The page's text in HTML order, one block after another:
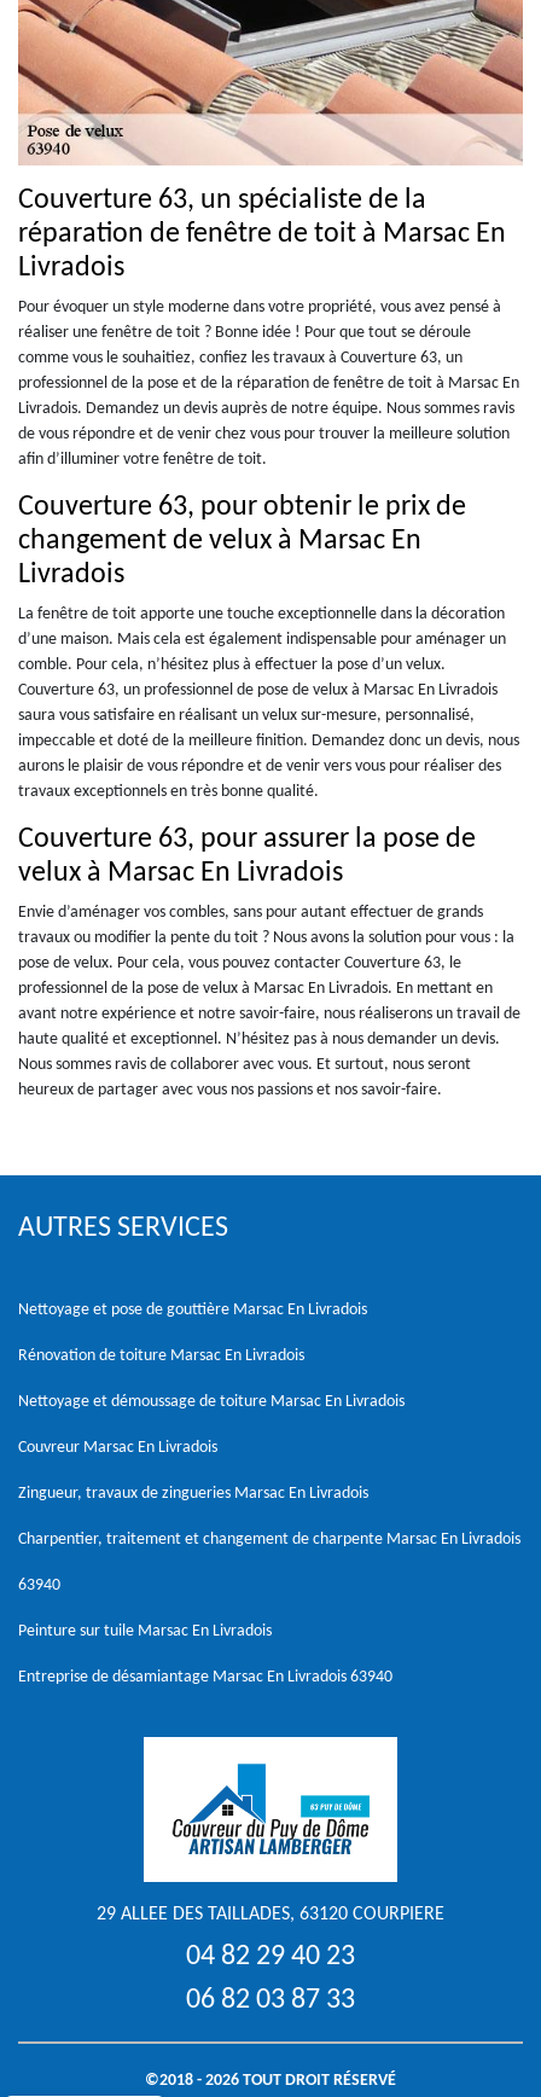
Couverture 63, un spécialiste de la
réparation de fenêtre de toit à Marsac En
Livradois
Pour évoquer un style moderne dans votre propriété, vous avez pensé à
réaliser une fenêtre de toit ? Bonne idée ! Pour que tout se déroule
comme vous le souhaitiez, confiez les travaux à Couverture 63, un
professionnel de la pose et de la réparation de fenêtre de toit à Marsac En
Livradois. Demandez un devis auprès de notre équipe. Nous sommes ravis
de vous répondre et de venir chez vous pour trouver la meilleure solution
afin d’illuminer votre fenêtre de toit.
Couverture 63, pour obtenir le prix de
changement de velux à Marsac En
Livradois
La fenêtre de toit apporte une touche exceptionnelle dans la décoration
d’une maison. Mais cela est également indispensable pour aménager un
comble. Pour cela, n’hésitez plus à effectuer la pose d’un velux.
Couverture 63, un professionnel de pose de velux à Marsac En Livradois
saura vous satisfaire en réalisant un velux sur-mesure, personnalisé,
impeccable et doté de la meilleure finition. Demandez donc un devis, nous
aurons le plaisir de vous répondre et de venir vers vous pour réaliser des
travaux exceptionnels en très bonne qualité.
Couverture 63, pour assurer la pose de
velux à Marsac En Livradois
Envie d’aménager vos combles, sans pour autant effectuer de grands
travaux ou modifier la pente du toit ? Nous avons la solution pour vous : la
pose de velux. Pour cela, vous pouvez contacter Couverture 63, le
professionnel de la pose de velux à Marsac En Livradois. En mettant en
avant notre expérience et notre savoir-faire, nous réaliserons un travail de
haute qualité et exceptionnel. N’hésitez pas à nous demander un devis.
Nous sommes ravis de collaborer avec vous. Et surtout, nous seront
heureux de partager avec vous nos passions et nos savoir-faire.
AUTRES SERVICES
Nettoyage et pose de gouttière Marsac En Livradois
Rénovation de toiture Marsac En Livradois
Nettoyage et démoussage de toiture Marsac En Livradois
Couvreur Marsac En Livradois
Zingueur, travaux de zingueries Marsac En Livradois
Charpentier, traitement et changement de charpente Marsac En Livradois
63940
Peinture sur tuile Marsac En Livradois
Entreprise de désamiantage Marsac En Livradois 63940
29 ALLEE DES TAILLADES, 63120 COURPIERE
04 82 29 40 23
06 82 03 87 33
©2018 - 2026 TOUT DROIT RÉSERVÉ